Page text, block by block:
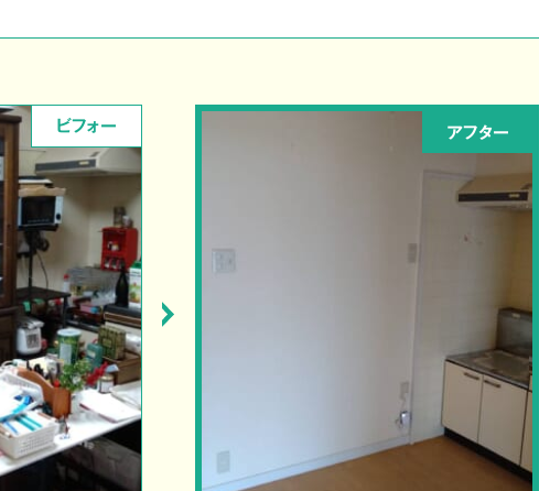
ビフォー アフター